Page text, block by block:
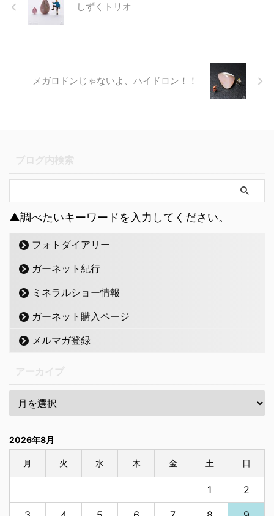
しずくトリオ
メガロドンじゃないよ、ハイドロン！！
▲調べたいキーワードを入力してください。
フォトダイアリー
ガーネット紀行
ミネラルショー情報
ガーネット購入ページ
メルマガ登録
2026年8月
月 火 水 木 金 土 日
1 2